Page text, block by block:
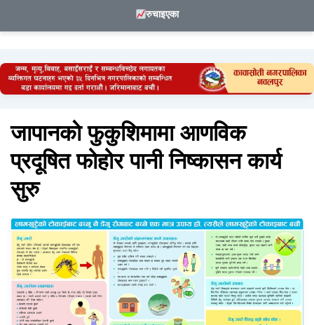
रुचाइएका
जापानकाे फुकुशिमामा आणविक
प्रदूषित फोहोर पानी निष्कासन कार्य
सुरु